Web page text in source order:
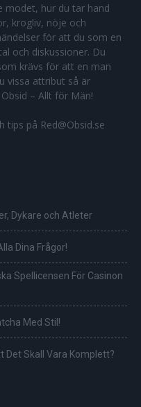
modet, hur du tar hand
krogliv, nöje och
för att du som en
och diskussioner. Du
krävs för att en man
vissa attribut så är
– Allt för Män!
tips på Red@Obsid.se
Dykare och Atleter
Dina Frågor!
Spellicensen För Casinon
Med Stil!
Det Skall Vara Komplett?